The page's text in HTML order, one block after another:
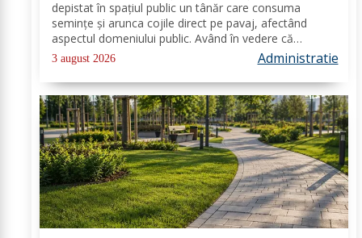
fiecare dintre noi”
depistat în spațiul public un tânăr care consuma
semințe și arunca cojile direct pe pavaj, afectând
aspectul domeniului public. Având în vedere că
prioritatea Poliției Locale este prevenția și educarea
spiritului civic, polițiștii l-au...
3 august 2026 Administratie